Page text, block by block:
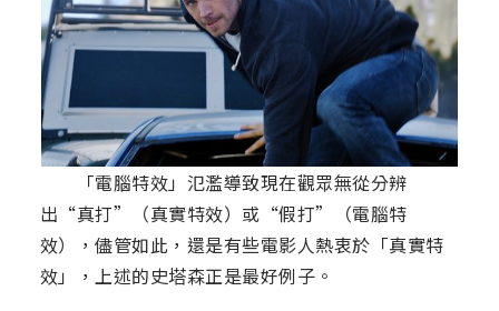
「電腦特效」氾濫導致現在觀眾無從分辨
出“真打”（真實特效）或“假打”（電腦特
效），儘管如此，還是有些電影人熱衷於「真實特
效」，上述的史塔森正是最好例子。